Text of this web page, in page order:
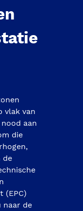
vlak van
aan
die
de
(EPC)
naar de